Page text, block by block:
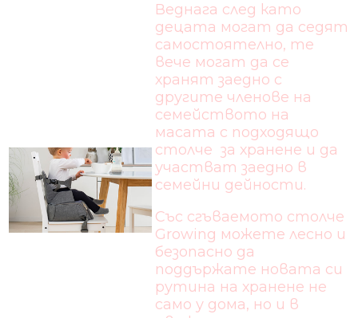
Веднага след като
децата могат да седят
самостоятелно, те
вече могат да се
хранят заедно с
другите членове на
семейството на
масата с подходящо
столче за хранене и да
участват заедно в
семейни дейности.
Със сгъваемото столче
Growing можете лесно и
безопасно да
поддържате новата си
рутина на хранене не
само у дома, но и в